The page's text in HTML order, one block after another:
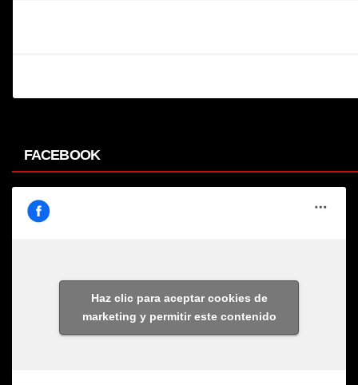
FACEBOOK
Haz clic para aceptar cookies de
marketing y permitir este contenido